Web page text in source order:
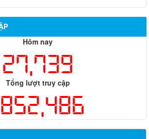
Hôm nay
27,739
Tổng lượt truy cập